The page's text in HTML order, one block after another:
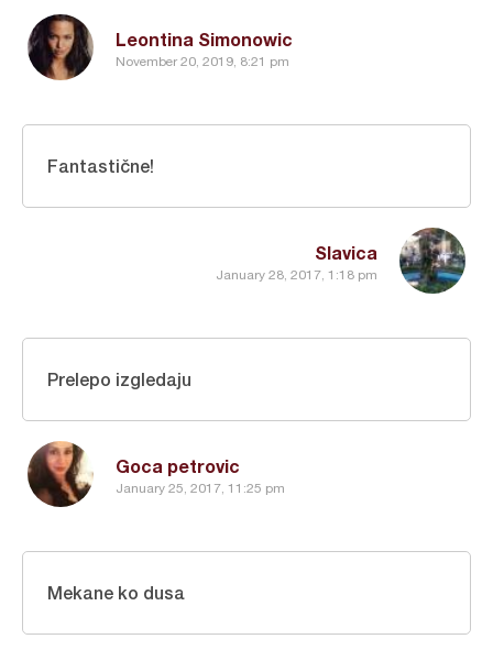
Leontina Simonowic
November 20, 2019, 8:21 pm
Slavica
January 28, 2017, 1:18 pm
Fantastične!
Goca petrovic
January 25, 2017, 11:25 pm
Prelepo izgledaju
Mekane ko dusa